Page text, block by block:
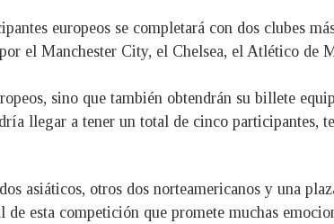
europeos se completará con dos clubes
el Manchester City, el Chelsea, el Atlético de
sino que también obtendrán su billete
llegar a tener un total de cinco participantes,
asiáticos, otros dos norteamericanos y una
esta competición que promete muchas